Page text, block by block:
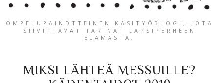
OMPELUPAINOTTEINEN KÄSITYÖBLOGI, JOTA
SIIVITTÄVÄT TARINAT LAPSIPERHEEN
ELÄMÄSTÄ.
MIKSI LÄHTEÄ MESSUILLE?